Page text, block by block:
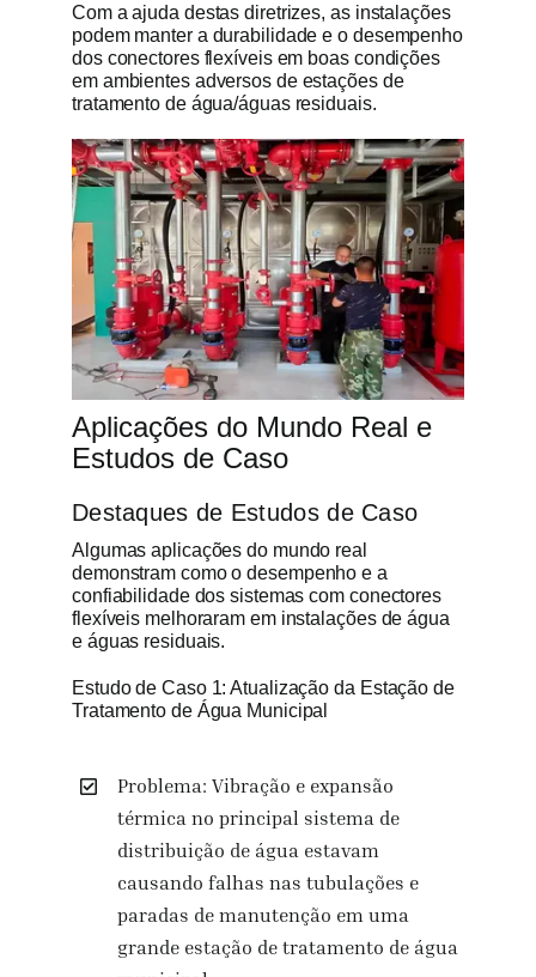
Com a ajuda destas diretrizes, as instalações
podem manter a durabilidade e o desempenho
dos conectores flexíveis em boas condições
em ambientes adversos de estações de
tratamento de água/águas residuais.
Aplicações do Mundo Real e
Estudos de Caso
Destaques de Estudos de Caso
Algumas aplicações do mundo real
demonstram como o desempenho e a
confiabilidade dos sistemas com conectores
flexíveis melhoraram em instalações de água
e águas residuais.
Estudo de Caso 1: Atualização da Estação de
Tratamento de Água Municipal
Problema: Vibração e expansão
térmica no principal sistema de
distribuição de água estavam
causando falhas nas tubulações e
paradas de manutenção em uma
grande estação de tratamento de água